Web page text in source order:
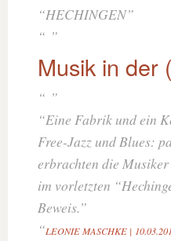
HECHINGEN
Musik in der
Eine Fabrik und ein
Free-Jazz und Blues:
erbrachten die
im vorletzten
Beweis.
LEONIE MASCHKE |